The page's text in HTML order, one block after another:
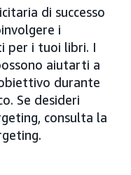
di successo
i
per i tuoi libri. I
aiutarti a
durante
Se desideri
consulta la